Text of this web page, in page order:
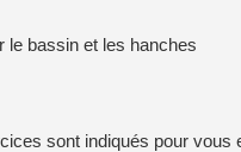
le bassin et les hanches
sont indiqués pour vous